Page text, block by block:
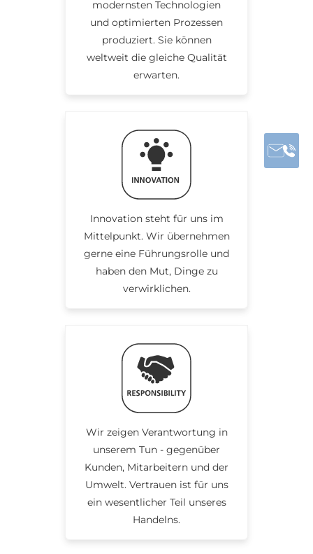
modernsten Technologien
und optimierten Prozessen
produziert. Sie können
weltweit die gleiche Qualität
erwarten.
Innovation steht für uns im
Mittelpunkt. Wir übernehmen
gerne eine Führungsrolle und
haben den Mut, Dinge zu
verwirklichen.
Wir zeigen Verantwortung in
unserem Tun - gegenüber
Kunden, Mitarbeitern und der
Umwelt. Vertrauen ist für uns
ein wesentlicher Teil unseres
Handelns.